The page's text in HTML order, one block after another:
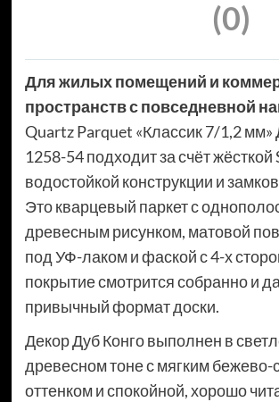
(0)
Для жилых помещений и
пространств с повседневной
Quartz Parquet «Классик 7/1,2 мм»
1258-54 подходит за счёт жёсткой
водостойкой конструкции и
Это кварцевый паркет с
древесным рисунком, матовой
под УФ-лаком и фаской с 4-х
покрытие смотрится собранно и
привычный формат доски.
Декор Дуб Конго выполнен в
древесном тоне с мягким
оттенком и спокойной, хорошо